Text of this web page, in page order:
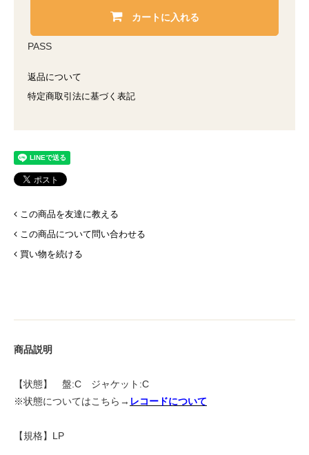
カートに入れる
PASS
返品について
特定商取引法に基づく表記
この商品を友達に教える
この商品について問い合わせる
買い物を続ける
商品説明
【状態】 盤:C ジャケット:C
※状態についてはこちら→ レコードについて
【規格】LP